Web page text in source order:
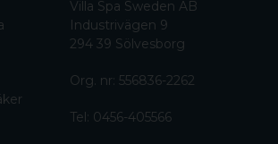
Villa Spa Sweden AB
Industrivägen 9
294 39 Sölvesborg
Org. nr: 556836-2262
Tel: 0456-405566